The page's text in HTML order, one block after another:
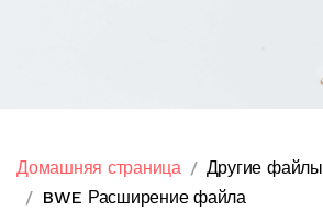
Домашняя страница
Другие файлы
BWE Расширение файла